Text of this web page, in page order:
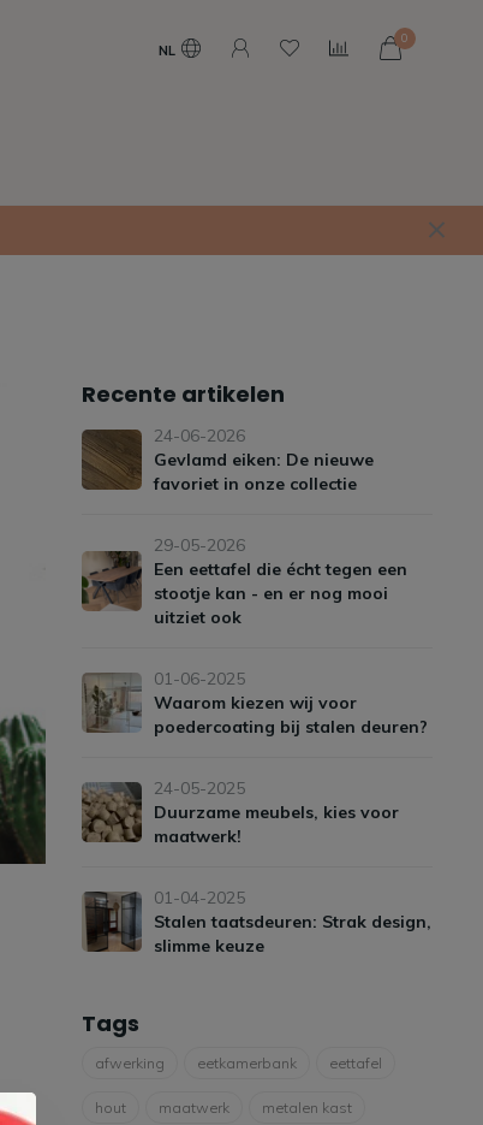
NL
0
Recente artikelen
24-06-2026
Gevlamd eiken: De nieuwe
favoriet in onze collectie
29-05-2026
Een eettafel die écht tegen een
stootje kan - en er nog mooi
uitziet ook
01-06-2025
Waarom kiezen wij voor
poedercoating bij stalen deuren?
24-05-2025
Duurzame meubels, kies voor
maatwerk!
01-04-2025
Stalen taatsdeuren: Strak design,
slimme keuze
Tags
afwerking eetkamerbank eettafel
hout maatwerk metalen kast